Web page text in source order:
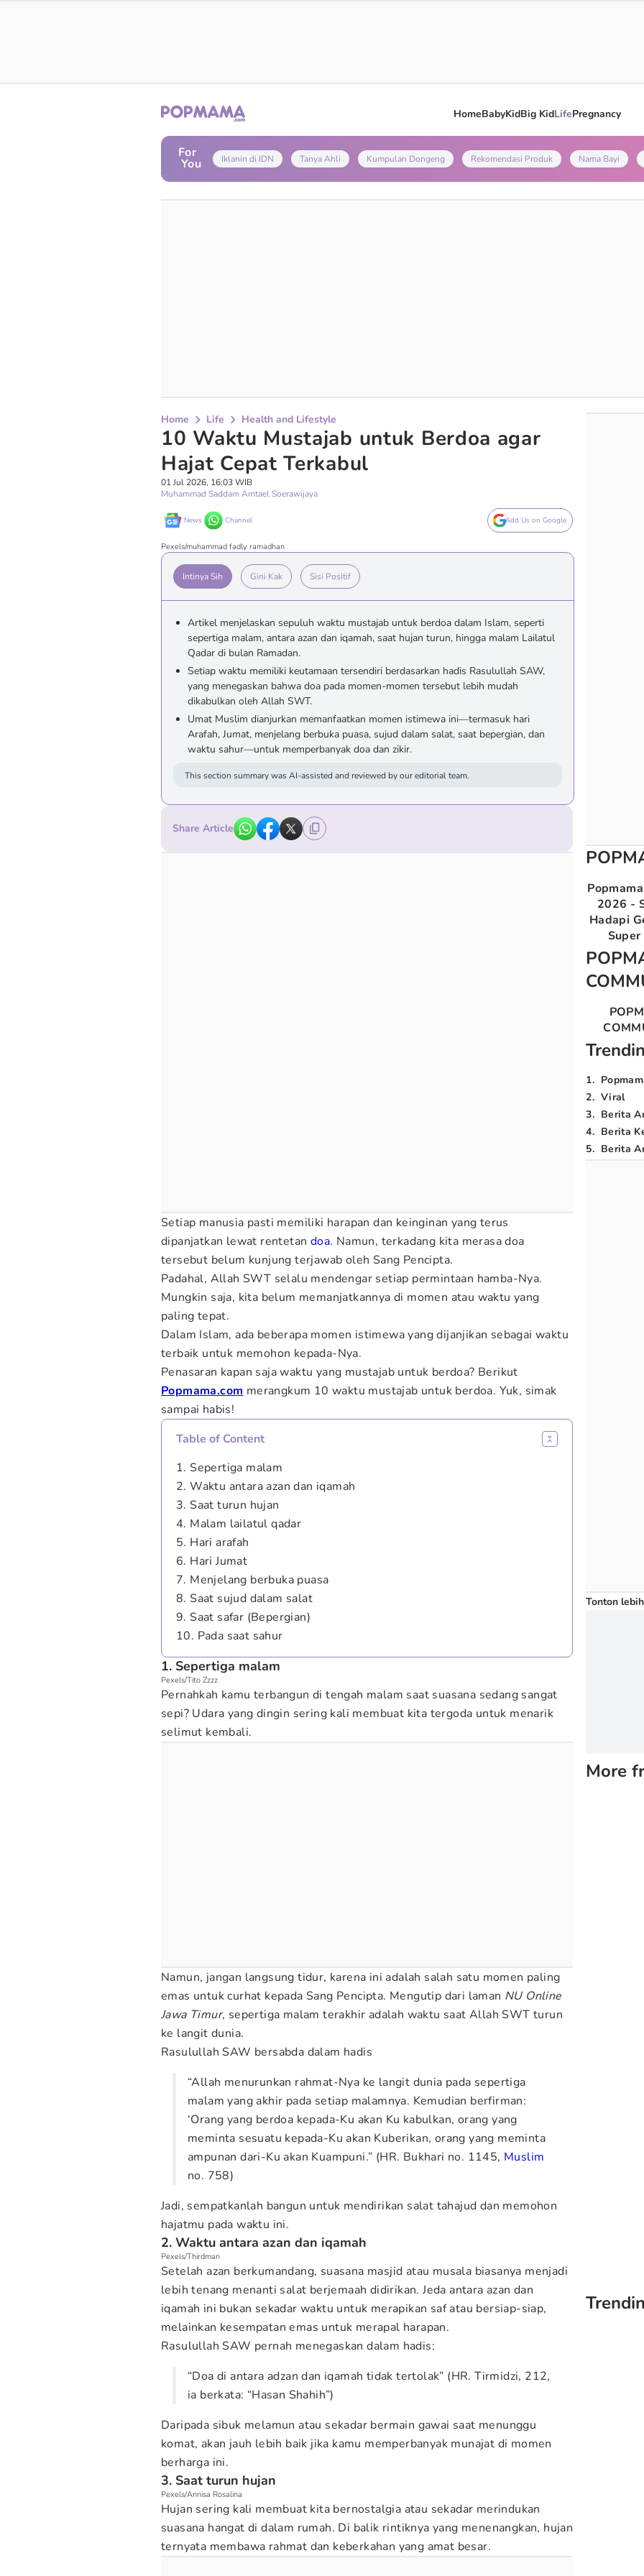
HomeBabyKidBig KidLifePregnancy
For
You Iklanin di IDN Tanya Ahli Kumpulan Dongeng Rekomendasi Produk Nama Bayi
Home Life Health and Lifestyle
10 Waktu Mustajab untuk Berdoa agar
Hajat Cepat Terkabul
01 Jul 2026, 16:03 WIB
Muhammad Saddam Amtael Soerawijaya
News Channel Add Us on Google
Pexels/muhammad fadly ramadhan
Intinya Sih Gini Kak Sisi Positif
Artikel menjelaskan sepuluh waktu mustajab untuk berdoa dalam Islam, seperti
sepertiga malam, antara azan dan iqamah, saat hujan turun, hingga malam Lailatul
Qadar di bulan Ramadan.
Setiap waktu memiliki keutamaan tersendiri berdasarkan hadis Rasulullah SAW,
yang menegaskan bahwa doa pada momen-momen tersebut lebih mudah
dikabulkan oleh Allah SWT.
Umat Muslim dianjurkan memanfaatkan momen istimewa ini—termasuk hari
Arafah, Jumat, menjelang berbuka puasa, sujud dalam salat, saat bepergian, dan
waktu sahur—untuk memperbanyak doa dan zikir.
This section summary was AI-assisted and reviewed by our editorial team.
Share Article
Setiap manusia pasti memiliki harapan dan keinginan yang terus
dipanjatkan lewat rentetan doa. Namun, terkadang kita merasa doa
tersebut belum kunjung terjawab oleh Sang Pencipta.
Padahal, Allah SWT selalu mendengar setiap permintaan hamba-Nya.
Mungkin saja, kita belum memanjatkannya di momen atau waktu yang
paling tepat.
Dalam Islam, ada beberapa momen istimewa yang dijanjikan sebagai waktu
terbaik untuk memohon kepada-Nya.
Penasaran kapan saja waktu yang mustajab untuk berdoa? Berikut
Popmama.com merangkum 10 waktu mustajab untuk berdoa. Yuk, simak
sampai habis!
Table of Content
1. Sepertiga malam
2. Waktu antara azan dan iqamah
3. Saat turun hujan
4. Malam lailatul qadar
5. Hari arafah
6. Hari Jumat
7. Menjelang berbuka puasa
8. Saat sujud dalam salat
9. Saat safar (Bepergian)
10. Pada saat sahur
1. Sepertiga malam
Pexels/Tito Zzzz
Pernahkah kamu terbangun di tengah malam saat suasana sedang sangat
sepi? Udara yang dingin sering kali membuat kita tergoda untuk menarik
selimut kembali.
Namun, jangan langsung tidur, karena ini adalah salah satu momen paling
emas untuk curhat kepada Sang Pencipta. Mengutip dari laman NU Online
Jawa Timur, sepertiga malam terakhir adalah waktu saat Allah SWT turun
ke langit dunia.
Rasulullah SAW bersabda dalam hadis
“Allah menurunkan rahmat-Nya ke langit dunia pada sepertiga
malam yang akhir pada setiap malamnya. Kemudian berfirman:
‘Orang yang berdoa kepada-Ku akan Ku kabulkan, orang yang
meminta sesuatu kepada-Ku akan Kuberikan, orang yang meminta
ampunan dari-Ku akan Kuampuni.” (HR. Bukhari no. 1145, Muslim
no. 758)
Jadi, sempatkanlah bangun untuk mendirikan salat tahajud dan memohon
hajatmu pada waktu ini.
2. Waktu antara azan dan iqamah
Pexels/Thirdman
Setelah azan berkumandang, suasana masjid atau musala biasanya menjadi
lebih tenang menanti salat berjemaah didirikan. Jeda antara azan dan
iqamah ini bukan sekadar waktu untuk merapikan saf atau bersiap-siap,
melainkan kesempatan emas untuk merapal harapan.
Rasulullah SAW pernah menegaskan dalam hadis:
“Doa di antara adzan dan iqamah tidak tertolak” (HR. Tirmidzi, 212,
ia berkata: “Hasan Shahih”)
Daripada sibuk melamun atau sekadar bermain gawai saat menunggu
komat, akan jauh lebih baik jika kamu memperbanyak munajat di momen
berharga ini.
3. Saat turun hujan
Pexels/Annisa Rosalina
Hujan sering kali membuat kita bernostalgia atau sekadar merindukan
suasana hangat di dalam rumah. Di balik rintiknya yang menenangkan, hujan
ternyata membawa rahmat dan keberkahan yang amat besar.
2026 -
Hadapi
1.
2. Viral
3. Berita
4. Berita
5. Berita
Tonton
More